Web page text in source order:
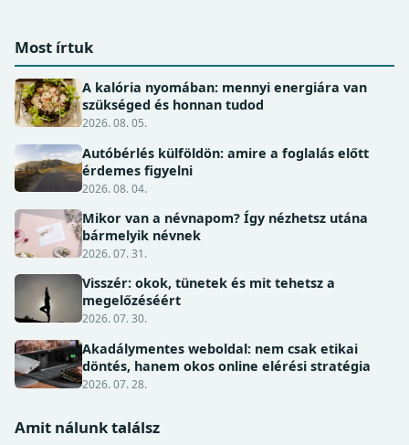
Most írtuk
A kalória nyomában: mennyi energiára van
szükséged és honnan tudod
2026. 08. 05.
Autóbérlés külföldön: amire a foglalás előtt
érdemes figyelni
2026. 08. 04.
Mikor van a névnapom? Így nézhetsz utána
bármelyik névnek
2026. 07. 31.
Visszér: okok, tünetek és mit tehetsz a
megelőzéséért
2026. 07. 30.
Akadálymentes weboldal: nem csak etikai
döntés, hanem okos online elérési stratégia
2026. 07. 28.
Amit nálunk találsz